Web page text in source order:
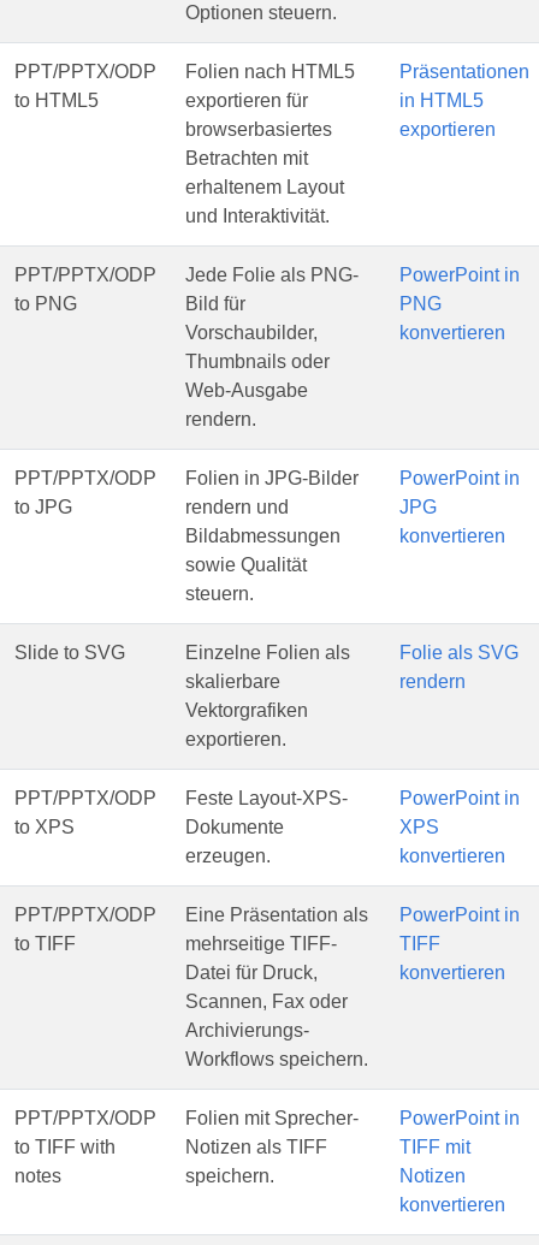
Optionen steuern.
PPT/PPTX/ODP
to HTML5
Folien nach HTML5
exportieren für
browserbasiertes
Betrachten mit
erhaltenem Layout
und Interaktivität.
Präsentationen
in HTML5
exportieren
PPT/PPTX/ODP
to PNG
Jede Folie als PNG-
Bild für
Vorschaubilder,
Thumbnails oder
Web-Ausgabe
rendern.
PowerPoint in
PNG
konvertieren
PPT/PPTX/ODP
to JPG
Folien in JPG-Bilder
rendern und
Bildabmessungen
sowie Qualität
steuern.
PowerPoint in
JPG
konvertieren
Slide to SVG
Einzelne Folien als
skalierbare
Vektorgrafiken
exportieren.
Folie als SVG
rendern
PPT/PPTX/ODP
to XPS
Feste Layout-XPS-
Dokumente
erzeugen.
PowerPoint in
XPS
konvertieren
PPT/PPTX/ODP
to TIFF
Eine Präsentation als
mehrseitige TIFF-
Datei für Druck,
Scannen, Fax oder
Archivierungs-
Workflows speichern.
PowerPoint in
TIFF
konvertieren
PPT/PPTX/ODP
to TIFF with
notes
Folien mit Sprecher-
Notizen als TIFF
speichern.
PowerPoint in
TIFF mit
Notizen
konvertieren